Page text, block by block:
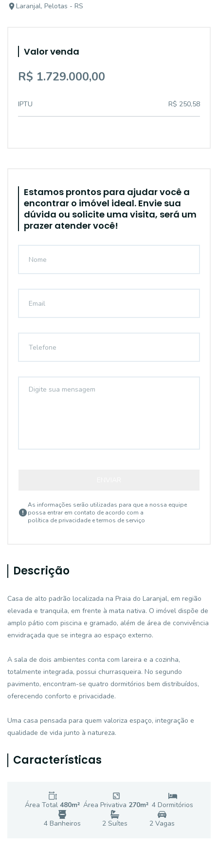
Laranjal, Pelotas - RS
Valor venda
R$ 1.729.000,00
IPTU R$ 250,58
Estamos prontos para ajudar você a
encontrar o imóvel ideal. Envie sua
dúvida ou solicite uma visita, será um
prazer atender você!
As informações serão utilizadas para que a nossa equipe
possa entrar em contato de acordo com a
política de privacidade e termos de serviço
Descrição
Casa de alto padrão localizada na Praia do Laranjal, em região
elevada e tranquila, em frente à mata nativa. O imóvel dispõe de
amplo pátio com piscina e gramado, além de área de convivência
envidraçada que se integra ao espaço externo.
A sala de dois ambientes conta com lareira e a cozinha,
totalmente integrada, possui churrasqueira. No segundo
pavimento, encontram-se quatro dormitórios bem distribuídos,
oferecendo conforto e privacidade.
Uma casa pensada para quem valoriza espaço, integração e
qualidade de vida junto à natureza.
Características
Área Total 480m² Área Privativa 270m² 4 Dormitórios
4Banheiros 2 Suítes 2Vagas